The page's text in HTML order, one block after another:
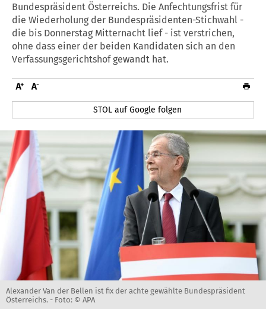
Bundespräsident Österreichs. Die Anfechtungsfrist für
die Wiederholung der Bundespräsidenten-Stichwahl -
die bis Donnerstag Mitternacht lief - ist verstrichen,
ohne dass einer der beiden Kandidaten sich an den
Verfassungsgerichtshof gewandt hat.
STOL auf Google folgen
Alexander Van der Bellen ist fix der achte gewählte Bundespräsident
Österreichs. - Foto: © APA